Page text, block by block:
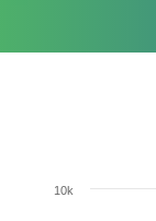
10k